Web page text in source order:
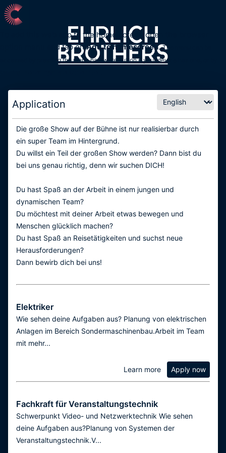
Application
Die große Show auf der Bühne ist nur realisierbar durch
ein super Team im Hintergrund.
Du willst ein Teil der großen Show werden? Dann bist du
bei uns genau richtig, denn wir suchen DICH!
Du hast Spaß an der Arbeit in einem jungen und
dynamischen Team?
Du möchtest mit deiner Arbeit etwas bewegen und
Menschen glücklich machen?
Du hast Spaß an Reisetätigkeiten und suchst neue
Herausforderungen?
Dann bewirb dich bei uns!
Elektriker
Wie sehen deine Aufgaben aus? Planung von elektrischen
Anlagen im Bereich Sondermaschinenbau.Arbeit im Team
mit mehr...
Learn more Apply now
Fachkraft für Veranstaltungstechnik
Schwerpunkt Video- und Netzwerktechnik Wie sehen
deine Aufgaben aus?Planung von Systemen der
Veranstaltungstechnik.V...
To add this web app to the home screen open the browser
option menu and tap onAdd to homescreen.The menu can be
accessed by pressing the menu hardware button if your device has one, or by